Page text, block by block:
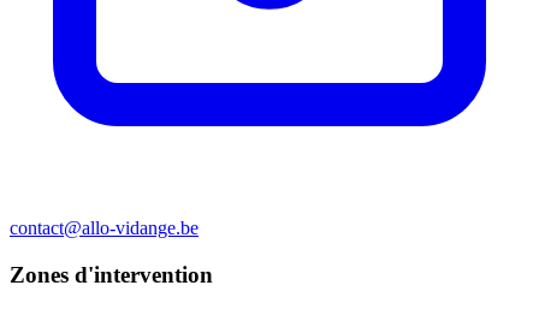
contact@allo-vidange.be
Zones d'intervention